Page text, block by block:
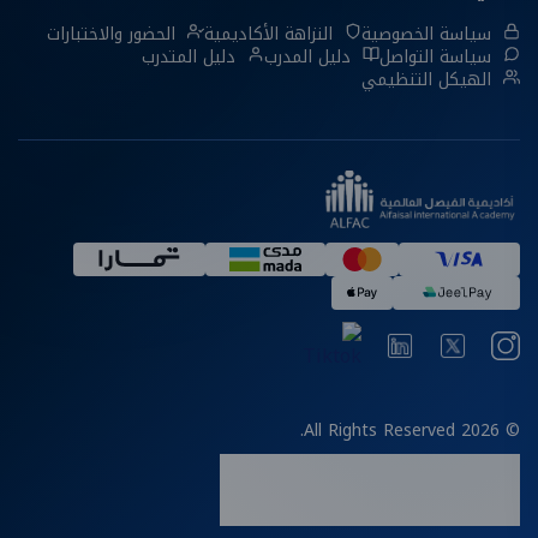
سياسة الخصوصية النزاهة الأكاديمية الحضور والاختبارات
سياسة التواصل دليل المدرب دليل المتدرب
الهيكل التنظيمي
© 2026 All Rights Reserved.